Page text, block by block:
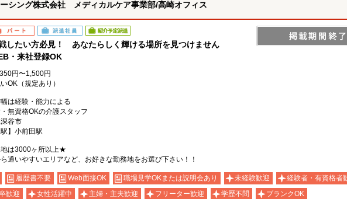
シング株式会社 メディカルケア事業部/高崎オフィス
ト 派遣社員 紹介予定派遣
したい方必見！ あなたらしく輝ける場所を見つけません
・来社登録OK
円〜1,500円
OK（規定あり）
は経験・能力による
無資格OKの介護スタッフ
谷市
駅】小前田駅
は3000ヶ所以上★
通いやすいエリアなど、お好きな勤務地をお選び下さい！！
履歴書不要 Web面接OK 職場見学OKまたは説明会あり 未経験歓迎
経験者・有資格者
歓迎
女性活躍中 主婦・主夫歓迎 フリーター歓迎 学歴不問
ブランクOK